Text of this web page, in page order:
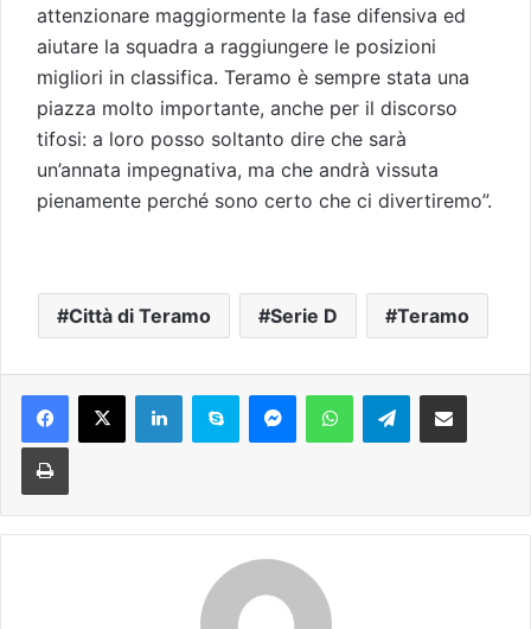
attenzionare maggiormente la fase difensiva ed
aiutare la squadra a raggiungere le posizioni
migliori in classifica. Teramo è sempre stata una
piazza molto importante, anche per il discorso
tifosi: a loro posso soltanto dire che sarà
un’annata impegnativa, ma che andrà vissuta
pienamente perché sono certo che ci divertiremo”.
Città di Teramo Serie D Teramo
Telegram